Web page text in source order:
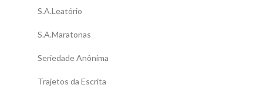
S.A.Leatório
S.A.Maratonas
Seriedade Anônima
Trajetos da Escrita